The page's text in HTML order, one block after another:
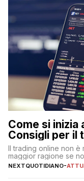
Come si inizia
Consigli per il
Il trading online non è
maggior ragione se
NEXTQUOTIDIANO-